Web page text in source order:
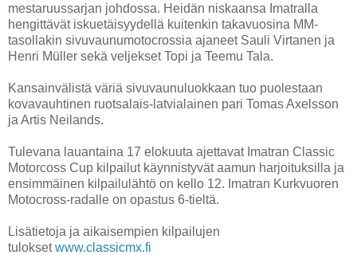
mestaruussarjan johdossa. Heidän niskaansa Imatralla
hengittävät iskuetäisyydellä kuitenkin takavuosina MM-
tasollakin sivuvaunumotocrossia ajaneet Sauli Virtanen ja
Henri Müller sekä veljekset Topi ja Teemu Tala.
Kansainvälistä väriä sivuvaunuluokkaan tuo puolestaan
kovavauhtinen ruotsalais-latvialainen pari Tomas Axelsson
ja Artis Neilands.
Tulevana lauantaina 17 elokuuta ajettavat Imatran Classic
Motorcoss Cup kilpailut käynnistyvät aamun harjoituksilla ja
ensimmäinen kilpailulähtö on kello 12. Imatran Kurkvuoren
Motocross-radalle on opastus 6-tieltä.
Lisätietoja ja aikaisempien kilpailujen
tuloksetwww.classicmx.fi